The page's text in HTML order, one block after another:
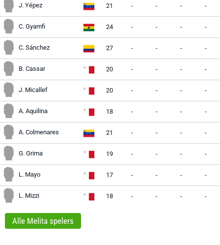
J. Yépez 21 - - - -
C. Gyamfi 24 - - - -
C. Sánchez 27 - - - -
B. Cassar 20 - - - -
J. Micallef 20 - - - -
A. Aquilina 18 - - - -
A. Colmenares 21 - - - -
G. Grima 19 - - - -
L. Mayo 17 - - - -
L. Mizzi 18 - - - -
Alle Melita spelers